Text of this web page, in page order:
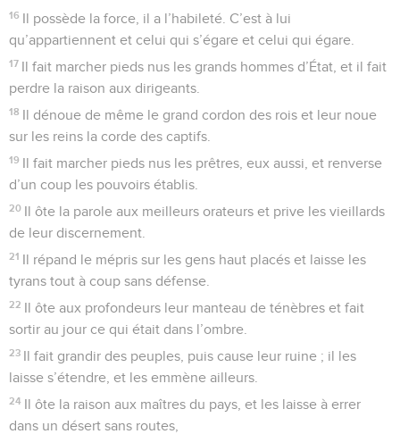
16 Il possède la force, il a l’habileté. C’est à lui
qu’appartiennent et celui qui s’égare et celui qui égare.
17 Il fait marcher pieds nus les grands hommes d’État, et il fait
perdre la raison aux dirigeants.
18 Il dénoue de même le grand cordon des rois et leur noue
sur les reins la corde des captifs.
19 Il fait marcher pieds nus les prêtres, eux aussi, et renverse
d’un coup les pouvoirs établis.
20 Il ôte la parole aux meilleurs orateurs et prive les vieillards
de leur discernement.
21 Il répand le mépris sur les gens haut placés et laisse les
tyrans tout à coup sans défense.
22 Il ôte aux profondeurs leur manteau de ténèbres et fait
sortir au jour ce qui était dans l’ombre.
23 Il fait grandir des peuples, puis cause leur ruine ; il les
laisse s’étendre, et les emmène ailleurs.
24 Il ôte la raison aux maîtres du pays, et les laisse à errer
dans un désert sans routes,